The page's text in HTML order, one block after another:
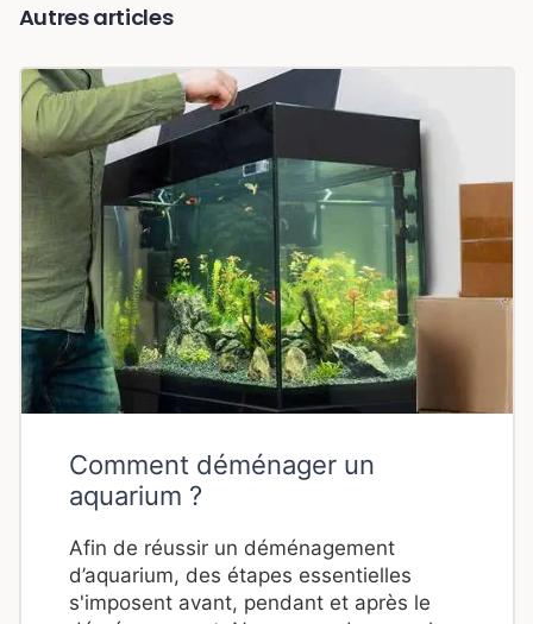
Autres articles
Comment déménager un
aquarium ?
Afin de réussir un déménagement
d’aquarium, des étapes essentielles
s'imposent avant, pendant et après le